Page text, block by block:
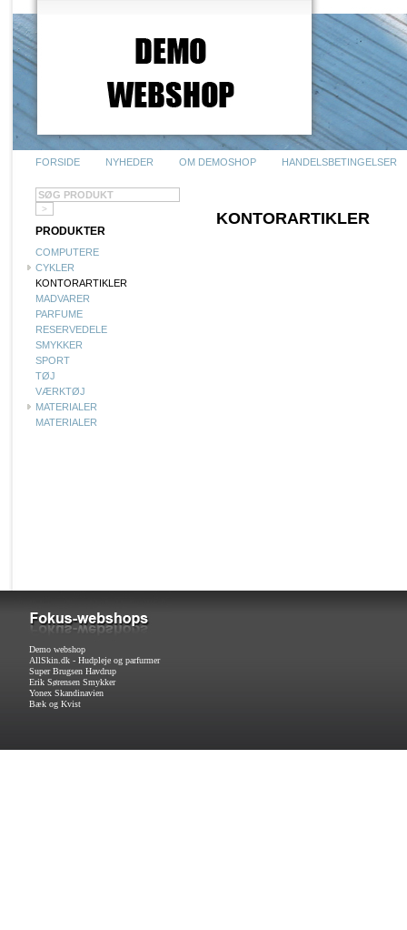
FORSIDE NYHEDER OM DEMOSHOP HANDELSBETINGELSER
PRODUKTER
COMPUTERE
CYKLER
KONTORARTIKLER
MADVARER
PARFUME
RESERVEDELE
SMYKKER
SPORT
TØJ
VÆRKTØJ
MATERIALER
MATERIALER
KONTORARTIKLER
Demo webshop
AllSkin.dk - Hudpleje og parfurmer
Super Brugsen Havdrup
Erik Sørensen Smykker
Yonex Skandinavien
Bæk og Kvist